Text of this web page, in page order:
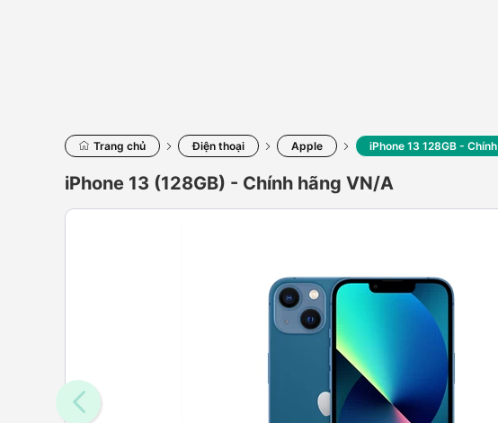
Trang chủ Điện thoại Apple iPhone 13 128GB -
iPhone 13 (128GB) - Chính hãng VN/A